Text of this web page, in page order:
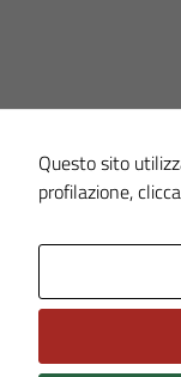
Questo sito
profilazione,